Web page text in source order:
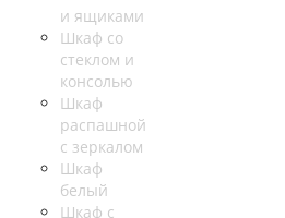
и ящиками
Шкаф со
стеклом и
консолью
Шкаф
распашной
с зеркалом
Шкаф
белый
Шкаф с